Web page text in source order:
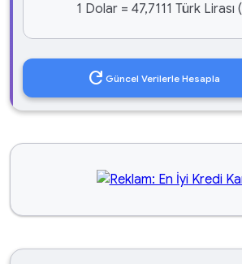
1 Dolar = 47,7111 Türk Lirası
refresh Güncel Verilerle Hesapla